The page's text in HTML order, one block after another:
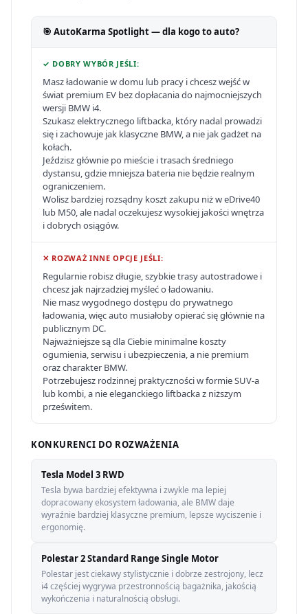
🎯 AutoKarma Spotlight — dla kogo to auto?
✓ DOBRY WYBÓR JEŚLI:
Masz ładowanie w domu lub pracy i chcesz wejść w
świat premium EV bez dopłacania do najmocniejszych
wersji BMW i4.
Szukasz elektrycznego liftbacka, który nadal prowadzi
się i zachowuje jak klasyczne BMW, a nie jak gadżet na
kołach.
Jeździsz głównie po mieście i trasach średniego
dystansu, gdzie mniejsza bateria nie będzie realnym
ograniczeniem.
Wolisz bardziej rozsądny koszt zakupu niż w eDrive40
lub M50, ale nadal oczekujesz wysokiej jakości wnętrza
i dobrych osiągów.
✕ ROZWAŻ INNE OPCJE JEŚLI:
Regularnie robisz długie, szybkie trasy autostradowe i
chcesz jak najrzadziej myśleć o ładowaniu.
Nie masz wygodnego dostępu do prywatnego
ładowania, więc auto musiałoby opierać się głównie na
publicznym DC.
Najważniejsze są dla Ciebie minimalne koszty
ogumienia, serwisu i ubezpieczenia, a nie premium
oraz charakter BMW.
Potrzebujesz rodzinnej praktyczności w formie SUV-a
lub kombi, a nie eleganckiego liftbacka z niższym
prześwitem.
KONKURENCI DO ROZWAŻENIA
Tesla Model 3 RWD
Tesla bywa bardziej efektywna i zwykle ma lepiej
dopracowany ekosystem ładowania, ale BMW daje
wyraźnie bardziej klasyczne premium, lepsze wyciszenie i
ergonomię.
Polestar 2 Standard Range Single Motor
Polestar jest ciekawy stylistycznie i dobrze zestrojony, lecz
i4 częściej wygrywa przestronnością bagażnika, jakością
wykończenia i naturalnością obsługi.